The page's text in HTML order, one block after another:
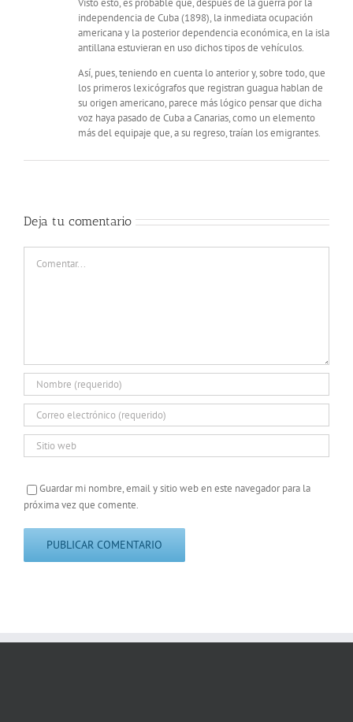
Visto esto, es probable que, después de la guerra por la
independencia de Cuba (1898), la inmediata ocupación
americana y la posterior dependencia económica, en la isla
antillana estuvieran en uso dichos tipos de vehículos.
Así, pues, teniendo en cuenta lo anterior y, sobre todo, que
los primeros lexicógrafos que registran guagua hablan de
su origen americano, parece más lógico pensar que dicha
voz haya pasado de Cuba a Canarias, como un elemento
más del equipaje que, a su regreso, traían los emigrantes.
Deja tu comentario
Guardar mi nombre, email y sitio web en este navegador para la
próxima vez que comente.